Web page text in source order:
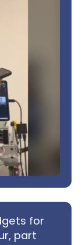
for
part